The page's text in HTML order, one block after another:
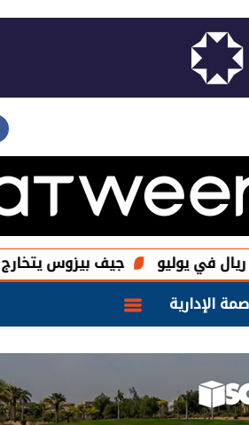
جيف بيزوس يتخارج من 15 مليون سهم في «أمازون» مقابل 4.1 مليارات دولار
الإدارية